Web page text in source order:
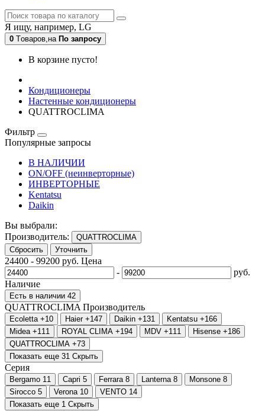
Я ищу, например, LG
0 Tоваров,на По запросу
В корзине пусто!
Кондиционеры
Настенные кондиционеры
QUATTROCLIMA
Фильтр
Популярные запросы
В НАЛИЧИИ
ON/OFF (неинверторные)
ИНВЕРТОРНЫЕ
Kentatsu
Daikin
Вы выбрали:
Производитель:
QUATTROCLIMA
Сбросить
Уточнить
24400 - 99200 руб. Цена
-
руб.
Наличие
Есть в наличии 42
QUATTROCLIMA Производитель
Ecoletta +10 Haier +147 Daikin +131 Kentatsu +166
Midea +111 ROYAL CLIMA +194 MDV +111 Hisense +186
QUATTROCLIMA +73
Показать еще 31 Скрыть
Серия
Bergamo 11 Capri 5 Ferrara 8 Lanterna 8 Monsone 8
Sirocco 5 Verona 10 VENTO 14
Показать еще 1 Скрыть